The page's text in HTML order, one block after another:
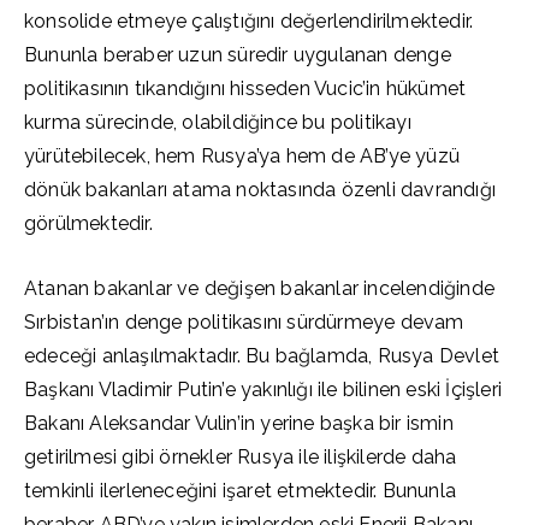
konsolide etmeye çalıştığını değerlendirilmektedir.
Bununla beraber uzun süredir uygulanan denge
politikasının tıkandığını hisseden Vucic’in hükümet
kurma sürecinde, olabildiğince bu politikayı
yürütebilecek, hem Rusya’ya hem de AB’ye yüzü
dönük bakanları atama noktasında özenli davrandığı
görülmektedir.
Atanan bakanlar ve değişen bakanlar incelendiğinde
Sırbistan’ın denge politikasını sürdürmeye devam
edeceği anlaşılmaktadır. Bu bağlamda, Rusya Devlet
Başkanı Vladimir Putin’e yakınlığı ile bilinen eski İçişleri
Bakanı Aleksandar Vulin’in yerine başka bir ismin
getirilmesi gibi örnekler Rusya ile ilişkilerde daha
temkinli ilerleneceğini işaret etmektedir. Bununla